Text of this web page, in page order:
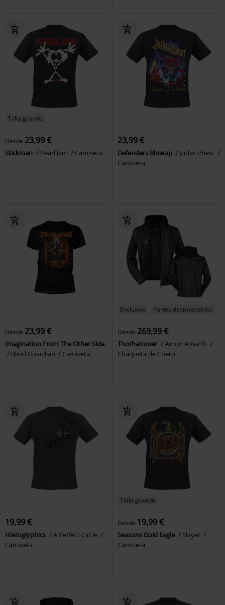
Talla grande
Desde 23,99 €
Stickman Pearl Jam Camiseta
23,99 €
Defenders Blowup
Judas Priest
Camiseta
Desde 23,99 €
Imagination From The Other Side
Blind Guardian
Camiseta
Exclusivo Partes desmontables
Desde 269,99 €
Thorhammer
Amon Amarth
Chaqueta de Cuero
19,99 €
Hieroglyphics
A Perfect Circle
Camiseta
Talla grande
Desde 19,99 €
Seasons Gold Eagle
Slayer
Camiseta